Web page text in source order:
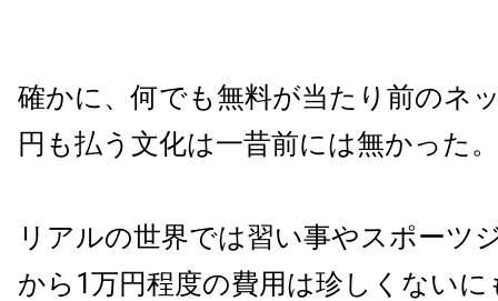
確かに、何でも無料が当たり前のネ
円も払う文化は一昔前には無かった。
リアルの世界では習い事やスポーツ
から1万円程度の費用は珍しくない